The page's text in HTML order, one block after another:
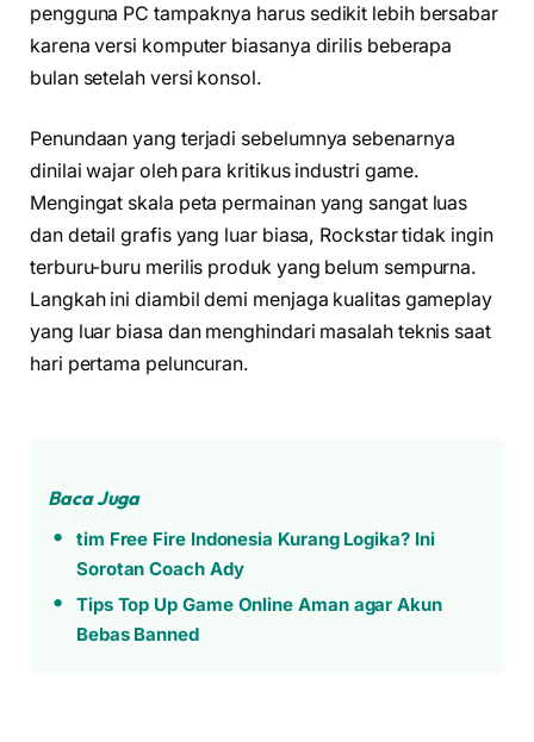
pengguna PC tampaknya harus sedikit lebih bersabar
karena versi komputer biasanya dirilis beberapa
bulan setelah versi konsol.
Penundaan yang terjadi sebelumnya sebenarnya
dinilai wajar oleh para kritikus industri game.
Mengingat skala peta permainan yang sangat luas
dan detail grafis yang luar biasa, Rockstar tidak ingin
terburu-buru merilis produk yang belum sempurna.
Langkah ini diambil demi menjaga kualitas gameplay
yang luar biasa dan menghindari masalah teknis saat
hari pertama peluncuran.
Baca Juga
tim Free Fire Indonesia Kurang Logika? Ini
Sorotan Coach Ady
Tips Top Up Game Online Aman agar Akun
Bebas Banned